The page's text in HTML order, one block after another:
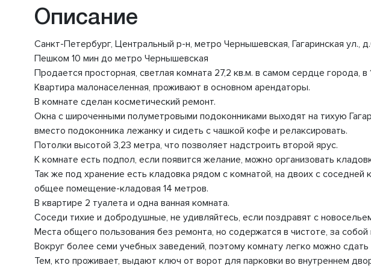
Описание
Санкт-Петербург, Центральный р-н, метро Чернышевская, Гагаринская ул.,
Пешком 10 мин до метро Чернышевская
Продается просторная, светлая комната 27,2 кв.м. в самом сердце города,
Квартира малонаселенная, проживают в основном арендаторы.
В комнате сделан косметический ремонт.
Окна с широченными полуметровыми подоконниками выходят на тихую
вместо подоконника лежанку и сидеть с чашкой кофе и релаксировать.
Потолки высотой 3,23 метра, что позволяет надстроить второй ярус.
К комнате есть подпол, если появится желание, можно организовать
Так же под хранение есть кладовка рядом с комнатой, на двоих с
общее помещение-кладовая 14 метров.
В квартире 2 туалета и одна ванная комната.
Соседи тихие и добродушные, не удивляйтесь, если поздравят с
Места общего пользования без ремонта, но содержатся в чистоте, за собой
Вокруг более семи учебных заведений, поэтому комнату легко можно
Тем, кто проживает, выдают ключ от ворот для парковки во внутреннем